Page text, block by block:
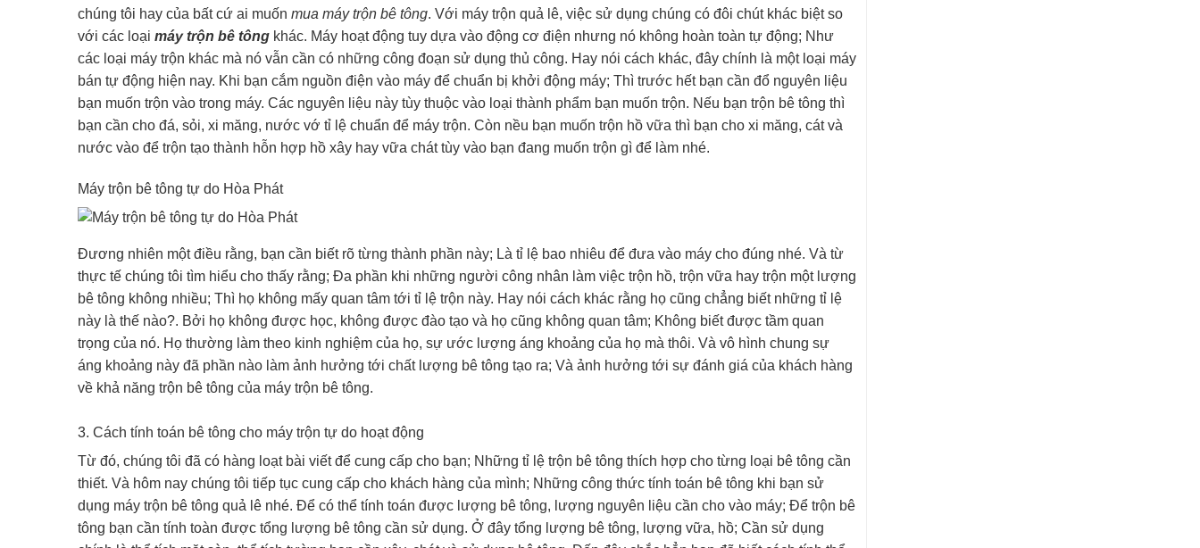
chúng tôi hay của bất cứ ai muốn mua máy trộn bê tông. Với máy trộn quả lê, việc sử dụng chúng có đôi chút khác biệt so
với các loại máy trộn bê tông khác. Máy hoạt động tuy dựa vào động cơ điện nhưng nó không hoàn toàn tự động; Như
các loại máy trộn khác mà nó vẫn cần có những công đoạn sử dụng thủ công. Hay nói cách khác, đây chính là một loại máy
bán tự động hiện nay. Khi bạn cắm nguồn điện vào máy để chuẩn bị khởi động máy; Thì trước hết bạn cần đổ nguyên liệu
bạn muốn trộn vào trong máy. Các nguyên liệu này tùy thuộc vào loại thành phẩm bạn muốn trộn. Nếu bạn trộn bê tông thì
bạn cần cho đá, sỏi, xi măng, nước vớ tỉ lệ chuẩn để máy trộn. Còn nều bạn muốn trộn hồ vữa thì bạn cho xi măng, cát và
nước vào để trộn tạo thành hỗn hợp hồ xây hay vữa chát tùy vào bạn đang muốn trộn gì để làm nhé.
Máy trộn bê tông tự do Hòa Phát
Đương nhiên một điều rằng, bạn cần biết rõ từng thành phần này; Là tỉ lệ bao nhiêu để đưa vào máy cho đúng nhé. Và từ
thực tế chúng tôi tìm hiểu cho thấy rằng; Đa phần khi những người công nhân làm việc trộn hồ, trộn vữa hay trộn một lượng
bê tông không nhiều; Thì họ không mấy quan tâm tới tỉ lệ trộn này. Hay nói cách khác rằng họ cũng chẳng biết những tỉ lệ
này là thế nào?. Bởi họ không được học, không được đào tạo và họ cũng không quan tâm; Không biết được tầm quan
trọng của nó. Họ thường làm theo kinh nghiệm của họ, sự ước lượng áng khoảng của họ mà thôi. Và vô hình chung sự
áng khoảng này đã phần nào làm ảnh hưởng tới chất lượng bê tông tạo ra; Và ảnh hưởng tới sự đánh giá của khách hàng
về khả năng trộn bê tông của máy trộn bê tông.
3. Cách tính toán bê tông cho máy trộn tự do hoạt động
Từ đó, chúng tôi đã có hàng loạt bài viết để cung cấp cho bạn; Những tỉ lệ trộn bê tông thích hợp cho từng loại bê tông cần
thiết. Và hôm nay chúng tôi tiếp tục cung cấp cho khách hàng của mình; Những công thức tính toán bê tông khi bạn sử
dụng máy trộn bê tông quả lê nhé. Để có thể tính toán được lượng bê tông, lượng nguyên liệu cần cho vào máy; Để trộn bê
tông bạn cần tính toàn được tổng lượng bê tông cần sử dụng. Ở đây tổng lượng bê tông, lượng vữa, hồ; Cần sử dụng